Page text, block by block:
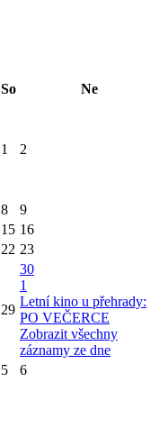
So Ne
1 2
8
9
15 16
22 23
29
30
1
Letní kino u přehrady:
PO VEČERCE
Zobrazit všechny
záznamy ze dne
5 6